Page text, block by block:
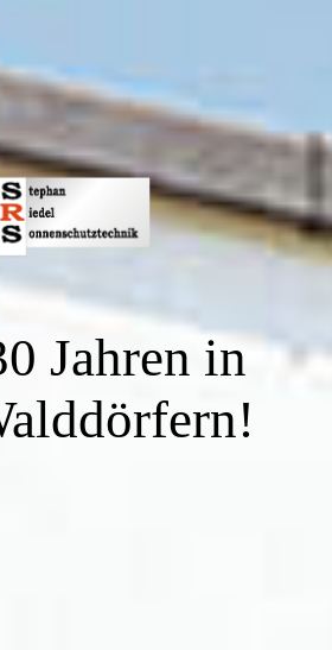
Jahren in